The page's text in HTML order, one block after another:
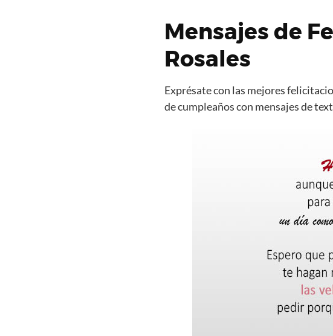
Mensajes de
Rosales
Exprésate con las mejores
de cumpleaños con mensajes de